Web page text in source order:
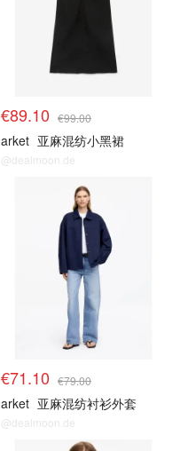
€89.10 €99.00
arket 亚麻混纺小黑裙
@dealmoon.de
€71.10 €79.00
arket 亚麻混纺衬衫外套
@dealmoon.de